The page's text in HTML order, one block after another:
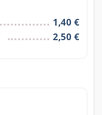
1,40 €
2,50 €